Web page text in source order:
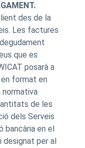
des de la
Les factures
que es
posarà a
format en
normativa
de les
dels Serveis
bancària en el
designat per al